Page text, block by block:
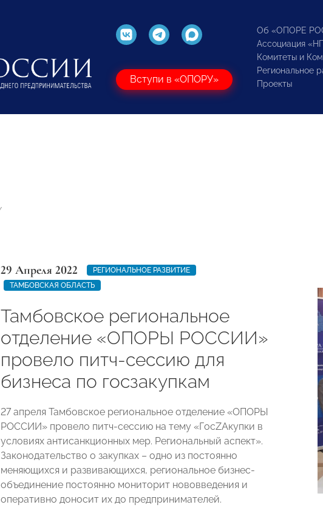
Вступи в «ОПОРУ»
Об «ОПОРЕ
Ассоциация
Комитеты и
Региональное
Проекты
29 Апреля 2022
РЕГИОНАЛЬНОЕ РАЗВИТИЕ
ТАМБОВСКАЯ ОБЛАСТЬ
Тамбовское региональное
отделение «ОПОРЫ РОССИИ»
провело питч-сессию для
бизнеса по госзакупкам
27 апреля Тамбовское региональное отделение «ОПОРЫ
РОССИИ» провело питч-сессию на тему «ГосZAкупки в
условиях антисанкционных мер. Региональный аспект».
Законодательство о закупках – одно из постоянно
меняющихся и развивающихся, региональное бизнес-
объединение постоянно мониторит нововведения и
оперативно доносит их до предпринимателей.